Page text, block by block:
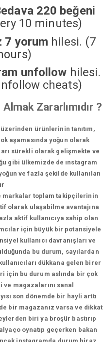
220 beğeni
10 minutes)
7 yorum hilesi. (7
unfollow hilesi.
cheats)
Zararlımıdır ?
ürünlerinin tanıtım,
aşamasında yoğun olarak
sürekli olarak gelişmekte ve
gibi ülkemizde de ınstagram
ve fazla şekilde kullanılan
markalar toplam takipçilerinin
olarak ulaşabilme avantajına
aktif kullanıcıya sahip olan
için büyük bir potansiyele
kullanıcı davranışları ve
bu durum, sayılardan
dükkana gelen birer
için bu durum aslında bir çok
magazalarını sanal
son dönemde bir hayli arttı
bir magazanız varsa ve dikkat
biri ya broşür bastırıp
oynatıp geçerken bakan